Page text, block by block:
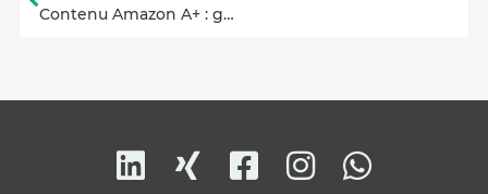
Contenu Amazon A+ : guide pour réussir son branding et augmenter son chiffre d’affaires